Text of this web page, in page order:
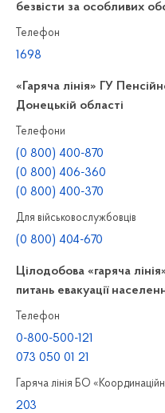
безвісти за особливих
Телефон
1698
«Гаряча лінія» ГУ
Донецькій області
Телефони
(0 800) 400-870
(0 800) 406-360
(0 800) 400-370
Для військовослужбовців
(0 800) 404-670
Цілодобова «гаряча
питань евакуації
Телефон
0-800-500-121
073 050 01 21
Гаряча лінія БО
203